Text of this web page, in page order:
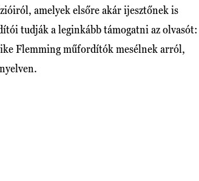
amelyek elsőre akár ijesztőnek is
tudják a leginkább támogatni az olvasót:
Flemming műfordítók mesélnek arról,